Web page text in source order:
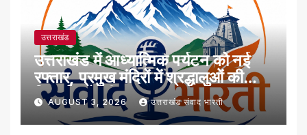
उत्तराखंड
उत्तराखंड में आध्यात्मिक पर्यटन को नई
रफ्तार, प्रमुख मंदिरों में श्रद्धालुओं की
रिकॉर्ड बढ़ोतरी
AUGUST 3, 2026 उत्तराखंड संवाद भारती